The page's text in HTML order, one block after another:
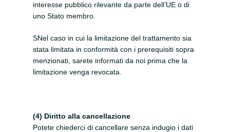
interesse pubblico rilevante da parte dell’UE o di
uno Stato membro.
SNel caso in cui la limitazione del trattamento sia
stata limitata in conformità con i prerequisiti sopra
menzionati, sarete informati da noi prima che la
limitazione venga revocata.
(4) Diritto alla cancellazione
Potete chiederci di cancellare senza indugio i dati